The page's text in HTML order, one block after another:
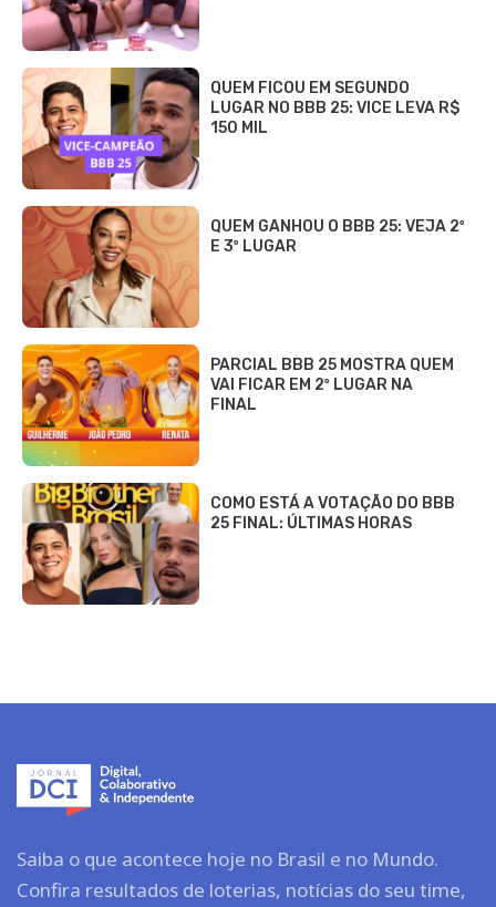
QUEM FICOU EM SEGUNDO
LUGAR NO BBB 25: VICE LEVA R$
150 MIL
QUEM GANHOU O BBB 25: VEJA 2º
E 3º LUGAR
PARCIAL BBB 25 MOSTRA QUEM
VAI FICAR EM 2º LUGAR NA
FINAL
COMO ESTÁ A VOTAÇÃO DO BBB
25 FINAL: ÚLTIMAS HORAS
Saiba o que acontece hoje no Brasil e no Mundo.
Confira resultados de loterias, notícias do seu time,